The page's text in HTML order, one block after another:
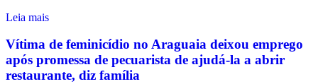
Leia mais
Vítima de feminicídio no Araguaia deixou emprego
após promessa de pecuarista de ajudá-la a abrir
restaurante, diz família